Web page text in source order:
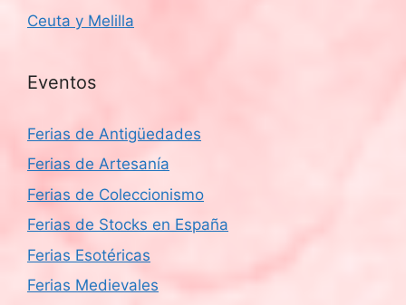
Ceuta y Melilla
Eventos
Ferias de Antigüedades
Ferias de Artesanía
Ferias de Coleccionismo
Ferias de Stocks en España
Ferias Esotéricas
Ferias Medievales